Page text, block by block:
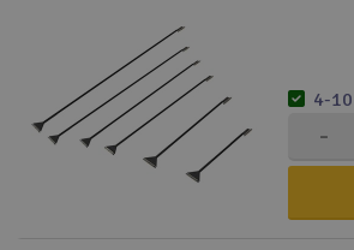
-
4-